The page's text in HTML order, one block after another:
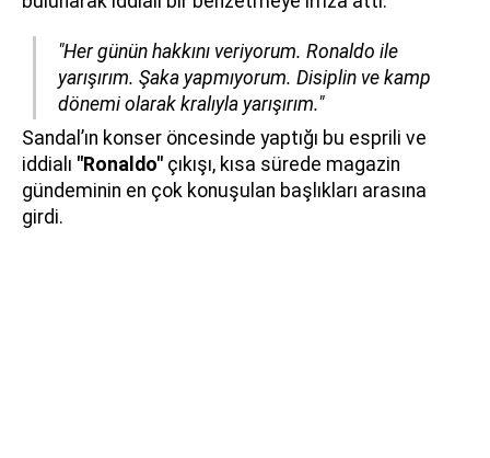
"Her günün hakkını veriyorum. Ronaldo ile
yarışırım. Şaka yapmıyorum. Disiplin ve kamp
dönemi olarak kralıyla yarışırım."
Sandal’ın konser öncesinde yaptığı bu esprili ve
iddialı "Ronaldo" çıkışı, kısa sürede magazin
gündeminin en çok konuşulan başlıkları arasına
girdi.